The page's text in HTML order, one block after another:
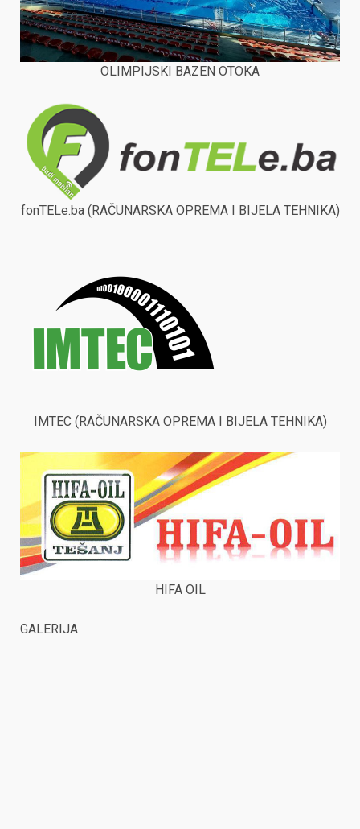
OLIMPIJSKI BAZEN OTOKA
fonTELe.ba (RAČUNARSKA OPREMA I BIJELA TEHNIKA)
IMTEC (RAČUNARSKA OPREMA I BIJELA TEHNIKA)
HIFA OIL
GALERIJA